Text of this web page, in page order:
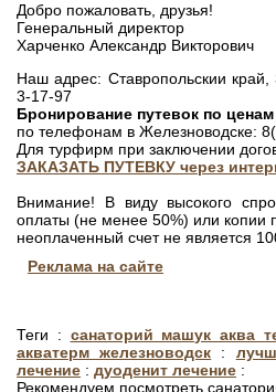
Добро пожаловать, друзья!
Генеральный директор
Харченко Александр Викторович
Наш адрес: Ставропольскии
3-17-97
Бронирование путевок по
по телефонам в Железноводске:
Для турфирм при заключении
ЗАКАЗАТЬ ПУТЕВКУ через
Внимание! В виду высокого
оплаты (не менее 50%) или копии
неоплаченный счет не является
Реклама на сайте
Теги : санаторий машук аква
акватерм железноводск :
лечение : дуоденит лечение :
Рекомендуем посмотреть